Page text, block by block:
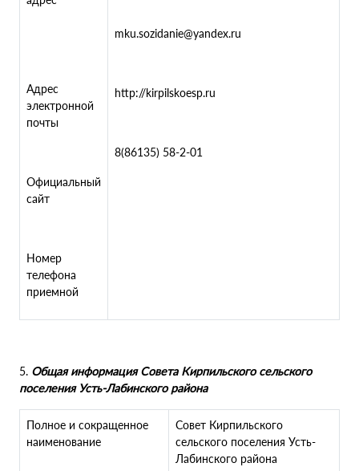
Адрес
электронной
почты
Официальный
сайт
Номер
телефона
приемной
mku.sozidanie@yandex.ru
http://kirpilskoesp.ru
8(86135) 58-2-01
5. Общая информация Совета Кирпильского сельского
поселения Усть-Лабинского района
Полное и сокращенное
наименование
Совет Кирпильского
сельского поселения Усть-
Лабинского района